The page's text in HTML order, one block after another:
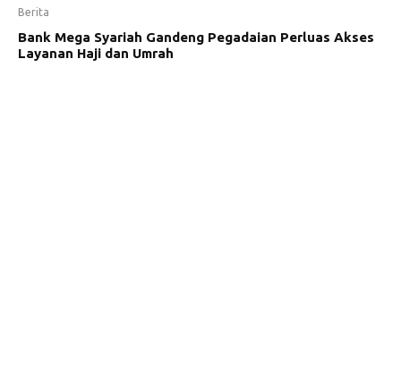
Berita
Bank Mega Syariah Gandeng Pegadaian Perluas Akses
Layanan Haji dan Umrah